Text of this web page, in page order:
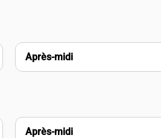
Après-midi
Après-midi